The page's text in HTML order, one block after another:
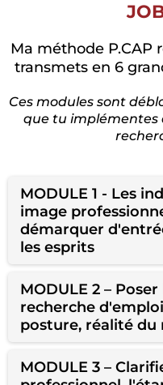
Ma méthode P.CAP
transmets en 6
Ces modules sont
que tu implémentes
MODULE 1 - Les
image
démarquer
les esprits
Ce module te
éléments essentiels
avant même
stratégiques de
candidature.
MODULE 2 –
recherche
posture, réalité du
MODULE 3 –